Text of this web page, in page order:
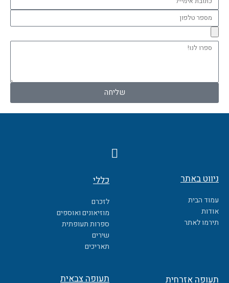
אימייל
מספר
טלפון
ספרו
שליחה
F
a
e
b
o
o
k
ניווט באתר
עמוד הבית
אודות
תירמו לאתר
כללי
לזכרם
מוזיאונים ואוספים
ספרות תעופתית
שירים
תאריכים
תעופה אזרחית תעופה צבאית